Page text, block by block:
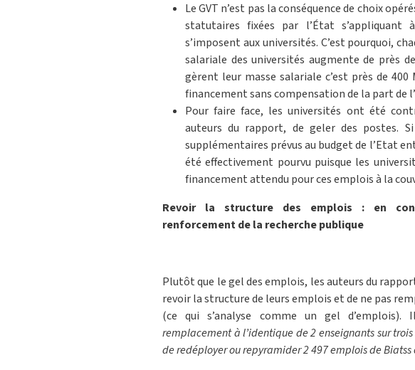
Le GVT n’est pas la conséquence de choix
statutaires fixées par l’État
s’imposent aux universités. C’est pourquoi,
salariale des universités augmente de près
gèrent leur masse salariale c’est près de 400
financement sans compensation de la part de
Pour faire face, les universités ont été
auteurs du rapport, de geler des postes.
supplémentaires prévus au budget de l’Etat
été effectivement pourvu puisque les
financement attendu pour ces emplois à la
Revoir la structure des emplois : en
renforcement de la recherche publique
Plutôt que le gel des emplois, les auteurs du
revoir la structure de leurs emplois et de ne pas
(ce qui s’analyse comme un gel
remplacement à l’identique de 2 enseignants sur
de redéployer ou repyramider 2 497 emplois de Biatss